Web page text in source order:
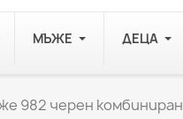
МЪЖЕ ДЕЦА
982 черен комбиниран